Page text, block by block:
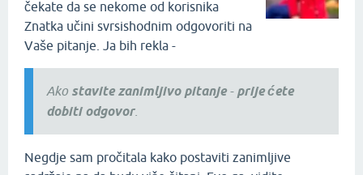
čekate da se nekome od korisnika
Znatka učini svrsishodnim odgovoriti na
Vaše pitanje. Ja bih rekla -
Ako stavite zanimljivo pitanje- prije ćete
dobiti odgovor.
Negdje sam pročitala kako postaviti zanimljive